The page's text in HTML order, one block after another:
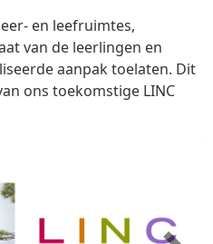
en leefruimtes,
van de leerlingen en
aanpak toelaten. Dit
ons toekomstige LINC